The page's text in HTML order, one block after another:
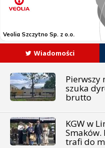
Wiadomości
Pierwszy
szuka
brutto
KGW w
trafi do